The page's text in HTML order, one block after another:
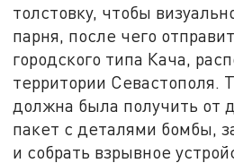
толстовку, чтобы
парня, после чего
городского типа Кача,
территории Севастополя.
должна была получить от
пакет с деталями бомбы,
и собрать взрывное